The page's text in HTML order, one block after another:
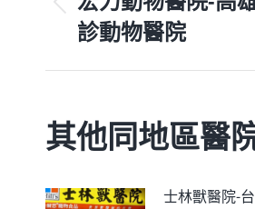
NAVIGATION
Previous
post:
診動物醫院
其他同地區醫
士林獸醫院-